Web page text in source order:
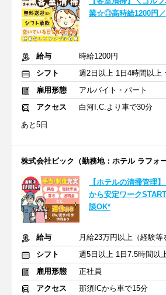
業☆◎高時給1200円
給与
時給1200円
シフト
雇用形態
アルバイト・パート
アクセス
白河I.C.より車で30分
あと5日
株式会社ビック（勤務地：ホテル ラフォー
【ホテルの清掃管理
から安定ワーク
談OK*
給与
月給23万円以上（経験
シフト
週5日以上 1日7.5時間以
雇用形態
正社員
アクセス
那須ICから車で15分